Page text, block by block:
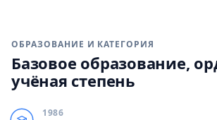
ОБРАЗОВАНИЕ И КАТЕГОРИЯ
Базовое образование,
учёная степень
1986